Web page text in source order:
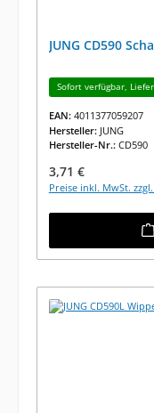
JUNG CD590
Sofort verfügbar,
EAN: 4011377059207
Hersteller: JUNG
Hersteller-Nr.: CD590
Regulärer Preis:
3,71 €
Preise inkl. MwSt.